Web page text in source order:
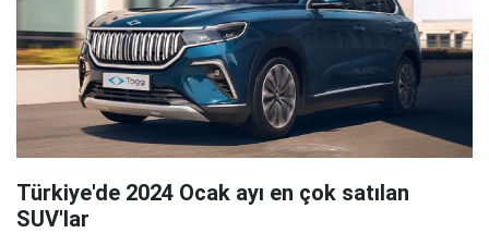
Türkiye'de 2024 Ocak ayı en çok satılan
SUV'lar